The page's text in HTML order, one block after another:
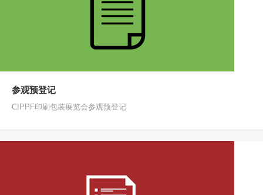
参观预登记
CIPPF印刷包装展览会参观预登记